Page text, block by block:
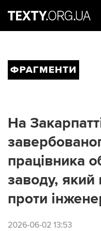
ФРАГМЕНТИ
На
працівника
заводу, який
проти
2026-06-02 13:53